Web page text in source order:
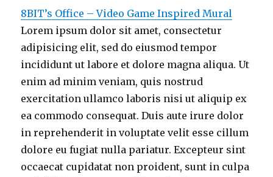
8BIT’s Office – Video Game Inspired Mural
Lorem ipsum dolor sit amet, consectetur
adipisicing elit, sed do eiusmod tempor
incididunt ut labore et dolore magna aliqua. Ut
enim ad minim veniam, quis nostrud
exercitation ullamco laboris nisi ut aliquip ex
ea commodo consequat. Duis aute irure dolor
in reprehenderit in voluptate velit esse cillum
dolore eu fugiat nulla pariatur. Excepteur sint
occaecat cupidatat non proident, sunt in culpa